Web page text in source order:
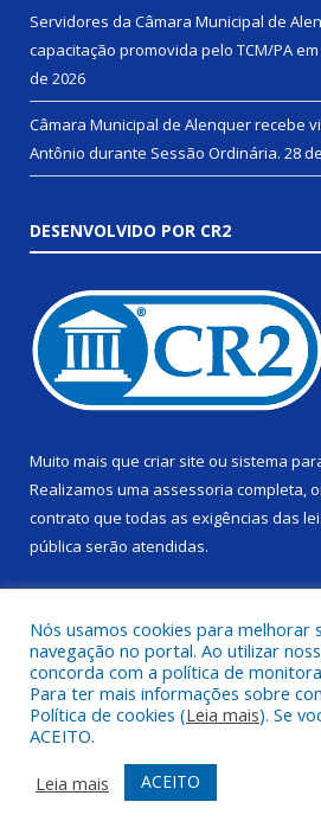
Servidores da Câmara Municipal de
capacitação promovida pelo TCM/PA
de 2026
Câmara Municipal de Alenquer recebe
Antônio durante Sessão Ordinária. 28
DESENVOLVIDO POR CR2
Muito mais que criar site ou sistema
Realizamos uma assessoria completa,
contrato que todas as exigências das
pública serão atendidas.
Todos os direitos reservados a
Mapa do Site
Acessar Área
Acessar Webmail
Nós usamos cookies para melhorar
navegação no portal. Ao utilizar
concorda com a política de
Para ter mais informações sobre
Política de cookies (Leia mais). Se
ACEITO.
Leia mais
ACEITO